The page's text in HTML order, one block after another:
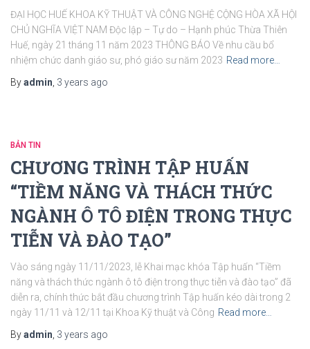
ĐẠI HỌC HUẾ KHOA KỸ THUẬT VÀ CÔNG NGHỆ CỘNG HÒA XÃ HỘI
CHỦ NGHĨA VIỆT NAM Độc lập – Tự do – Hạnh phúc Thừa Thiên
Huế, ngày 21 tháng 11 năm 2023 THÔNG BÁO Về nhu cầu bổ
nhiệm chức danh giáo sư, phó giáo sư năm 2023 Read more…
Byadmin 3 years ago
BẢN TIN
CHƯƠNG TRÌNH TẬP HUẤN
“TIỀM NĂNG VÀ THÁCH THỨC
NGÀNH Ô TÔ ĐIỆN TRONG THỰC
TIỄN VÀ ĐÀO TẠO”
Vào sáng ngày 11/11/2023, lễ Khai mạc khóa Tập huấn “Tiềm
năng và thách thức ngành ô tô điện trong thực tiễn và đào tạo” đã
diễn ra, chính thức bắt đầu chương trình Tập huấn kéo dài trong 2
ngày 11/11 và 12/11 tại Khoa Kỹ thuật và Công Read more…
Byadmin 3 years ago